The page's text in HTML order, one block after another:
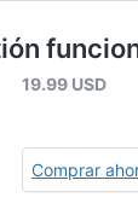
19.99 USD
Comprar